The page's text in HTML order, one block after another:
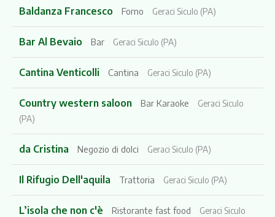
Baldanza Francesco Forno Geraci Siculo (PA)
Bar Al Bevaio Bar Geraci Siculo (PA)
Cantina Venticolli Cantina Geraci Siculo (PA)
Country western saloon Bar Karaoke
Geraci Siculo
(PA)
da Cristina Negozio di dolci Geraci Siculo (PA)
Il Rifugio Dell'aquila Trattoria Geraci Siculo (PA)
L’isola che non c'è Ristorante fast food
Geraci Siculo